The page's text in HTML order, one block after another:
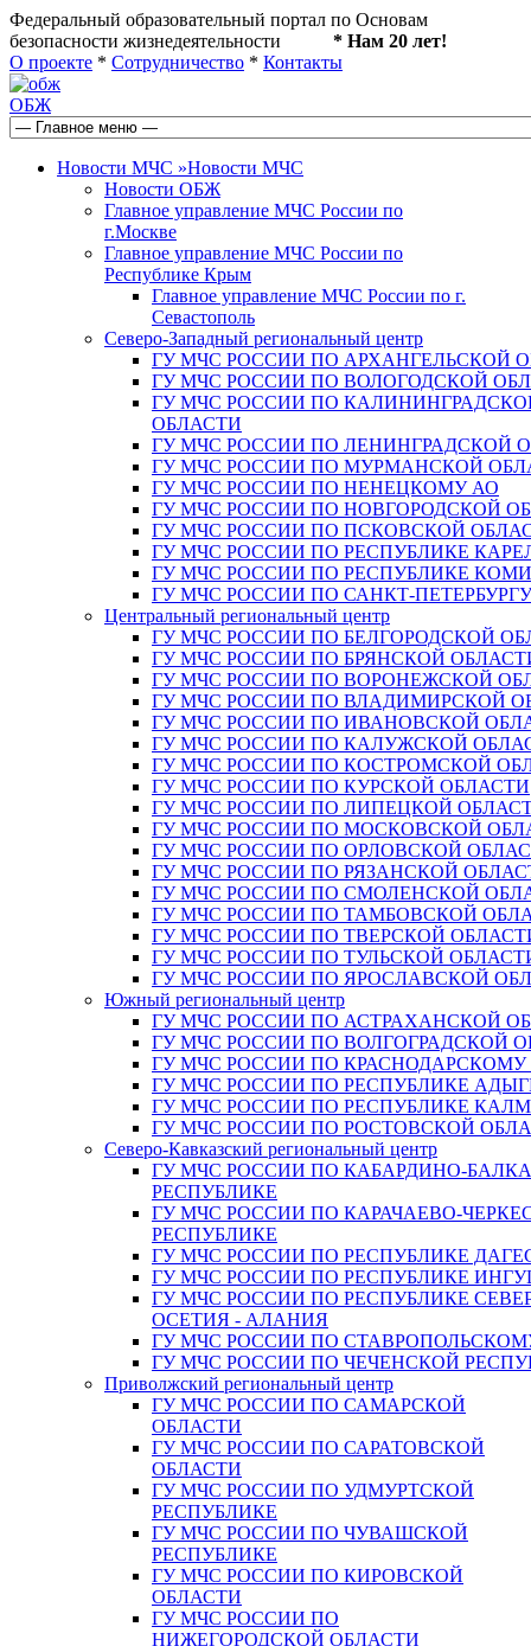
Федеральный образовательный портал по Основам
безопасности жизнедеятельности * Нам 20 лет!
О проекте * Сотрудничество * Контакты
ОБЖ
Новости МЧС »Новости МЧС
Новости ОБЖ
Главное управление МЧС России по
г.Москве
Главное управление МЧС России по
Республике Крым
Главное управление МЧС России по г.
Севастополь
Северо-Западный региональный центр
ГУ МЧС РОССИИ ПО АРХАНГЕЛЬСКОЙ
ГУ МЧС РОССИИ ПО ВОЛОГОДСКОЙ
ГУ МЧС РОССИИ ПО
ОБЛАСТИ
ГУ МЧС РОССИИ ПО ЛЕНИНГРАДСКОЙ
ГУ МЧС РОССИИ ПО МУРМАНСКОЙ
ГУ МЧС РОССИИ ПО НЕНЕЦКОМУ АО
ГУ МЧС РОССИИ ПО НОВГОРОДСКОЙ
ГУ МЧС РОССИИ ПО ПСКОВСКОЙ
ГУ МЧС РОССИИ ПО РЕСПУБЛИКЕ
ГУ МЧС РОССИИ ПО РЕСПУБЛИКЕ КОМИ
ГУ МЧС РОССИИ ПО САНКТ-ПЕТЕРБУРГУ
Центральный региональный центр
ГУ МЧС РОССИИ ПО БЕЛГОРОДСКОЙ
ГУ МЧС РОССИИ ПО БРЯНСКОЙ
ГУ МЧС РОССИИ ПО ВОРОНЕЖСКОЙ
ГУ МЧС РОССИИ ПО ВЛАДИМИРСКОЙ
ГУ МЧС РОССИИ ПО ИВАНОВСКОЙ
ГУ МЧС РОССИИ ПО КАЛУЖСКОЙ
ГУ МЧС РОССИИ ПО КОСТРОМСКОЙ
ГУ МЧС РОССИИ ПО КУРСКОЙ ОБЛАСТИ
ГУ МЧС РОССИИ ПО ЛИПЕЦКОЙ
ГУ МЧС РОССИИ ПО МОСКОВСКОЙ
ГУ МЧС РОССИИ ПО ОРЛОВСКОЙ
ГУ МЧС РОССИИ ПО РЯЗАНСКОЙ
ГУ МЧС РОССИИ ПО СМОЛЕНСКОЙ
ГУ МЧС РОССИИ ПО ТАМБОВСКОЙ
ГУ МЧС РОССИИ ПО ТВЕРСКОЙ
ГУ МЧС РОССИИ ПО ТУЛЬСКОЙ
ГУ МЧС РОССИИ ПО ЯРОСЛАВСКОЙ
Южный региональный центр
ГУ МЧС РОССИИ ПО АСТРАХАНСКОЙ
ГУ МЧС РОССИИ ПО ВОЛГОГРАДСКОЙ
ГУ МЧС РОССИИ ПО
ГУ МЧС РОССИИ ПО РЕСПУБЛИКЕ
ГУ МЧС РОССИИ ПО РЕСПУБЛИКЕ
ГУ МЧС РОССИИ ПО РОСТОВСКОЙ
Северо-Кавказский региональный центр
ГУ МЧС РОССИИ ПО КАБАРДИНО-
РЕСПУБЛИКЕ
ГУ МЧС РОССИИ ПО КАРАЧАЕВО-
РЕСПУБЛИКЕ
ГУ МЧС РОССИИ ПО РЕСПУБЛИКЕ
ГУ МЧС РОССИИ ПО РЕСПУБЛИКЕ
ГУ МЧС РОССИИ ПО РЕСПУБЛИКЕ
ОСЕТИЯ - АЛАНИЯ
ГУ МЧС РОССИИ ПО
ГУ МЧС РОССИИ ПО ЧЕЧЕНСКОЙ
Приволжский региональный центр
ГУ МЧС РОССИИ ПО САМАРСКОЙ
ОБЛАСТИ
ГУ МЧС РОССИИ ПО САРАТОВСКОЙ
ОБЛАСТИ
ГУ МЧС РОССИИ ПО УДМУРТСКОЙ
РЕСПУБЛИКЕ
ГУ МЧС РОССИИ ПО ЧУВАШСКОЙ
РЕСПУБЛИКЕ
ГУ МЧС РОССИИ ПО КИРОВСКОЙ
ОБЛАСТИ
ГУ МЧС РОССИИ ПО
НИЖЕГОРОДСКОЙ ОБЛАСТИ